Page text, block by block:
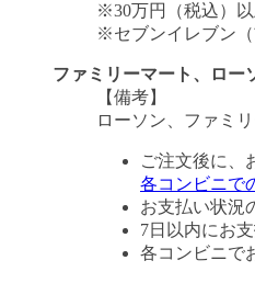
※30万円（税込）以
※セブンイレブン
ファミリーマート、ロー
【備考】
ローソン、ファミ
ご注文後に、
各コンビニで
お支払い状況
7日以内にお
各コンビニで